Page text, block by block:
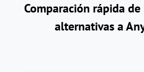
Comparación rápida
alternativas a